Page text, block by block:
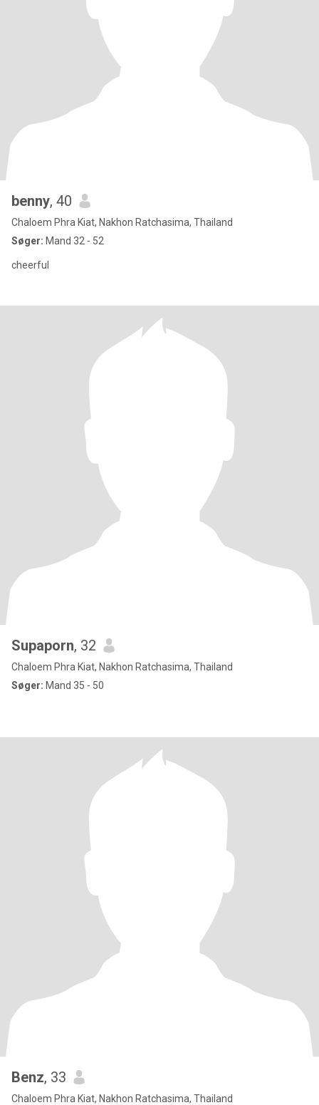
benny, 40
Chaloem Phra Kiat, Nakhon Ratchasima, Thailand
Søger: Mand 32 - 52
cheerful
Supaporn, 32
Chaloem Phra Kiat, Nakhon Ratchasima, Thailand
Søger: Mand 35 - 50
Benz, 33
Chaloem Phra Kiat, Nakhon Ratchasima, Thailand